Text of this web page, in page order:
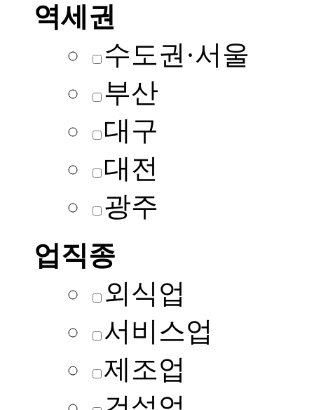
역세권
수도권·서울
부산
대구
대전
광주
업직종
외식업
서비스업
제조업